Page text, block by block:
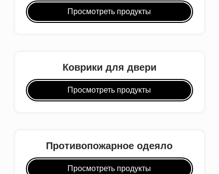
Просмотреть продукты
Коврики для двери
Просмотреть продукты
Противопожарное одеяло
Просмотреть продукты